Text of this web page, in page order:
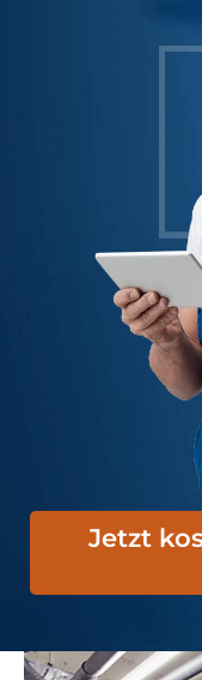
Jetzt